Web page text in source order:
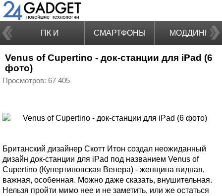
ПК И
НОУТБУКИ
СМАРТФОНЫ МОДДИНГ
Venus of Cupertino - док-станции для iPad (6
фото)
Просмотров: 67 405
Британский дизайнер Скотт Итон создал неожиданный
дизайн док-станции для iPad под названием Venus of
Cupertino (Купертиновская Венера) - женщина видная,
важная, особенная. Можно даже сказать, внушительная.
Нельзя пройти мимо нее и не заметить, или же остаться